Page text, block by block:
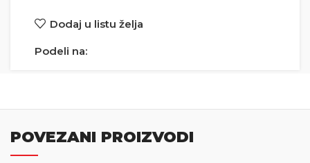
Dodaj u listu želja
Podeli na:
POVEZANI PROIZVODI